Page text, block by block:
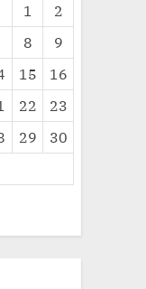
1
2
8
9
15
16
22
23
29
30